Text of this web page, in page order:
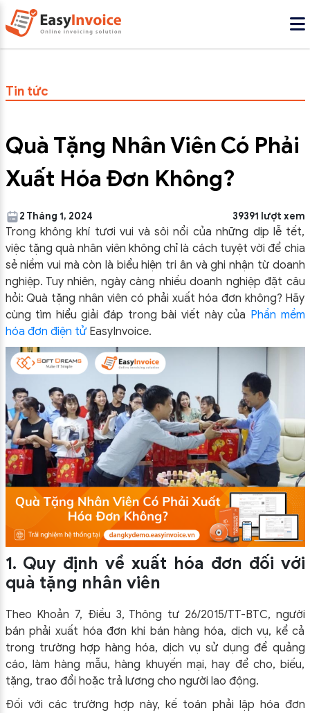
Tin tức
Quà Tặng Nhân Viên Có Phải
Xuất Hóa Đơn Không?
2 Tháng 1, 2024 39391 lượt xem
Trong không khí tươi vui và sôi nổi của những dịp lễ tết,
việc tặng quà nhân viên không chỉ là cách tuyệt vời để chia
sẻ niềm vui mà còn là biểu hiện tri ân và ghi nhận từ doanh
nghiệp. Tuy nhiên, ngày càng nhiều doanh nghiệp đặt câu
hỏi: Quà tặng nhân viên có phải xuất hóa đơn không? Hãy
cùng tìm hiểu giải đáp trong bài viết này của Phần mềm
hóa đơn điện tửEasyInvoice.
1. Quy định về xuất hóa đơn đối với
quà tặng nhân viên
Theo Khoản 7, Điều 3, Thông tư 26/2015/TT-BTC, người
bán phải xuất hóa đơn khi bán hàng hóa, dịch vụ, kể cả
trong trường hợp hàng hóa, dịch vụ sử dụng để quảng
cáo, làm hàng mẫu, hàng khuyến mại, hay để cho, biếu,
tặng, trao đổi hoặc trả lương cho người lao động.
Đối với các trường hợp này, kế toán phải lập hóa đơn